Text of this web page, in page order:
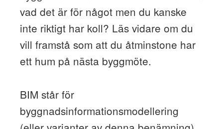
vad det är för något men du kanske
inte riktigt har koll? Läs vidare om du
vill framstå som att du åtminstone har
ett hum på nästa byggmöte.
BIM står för
byggnadsinformationsmodellering